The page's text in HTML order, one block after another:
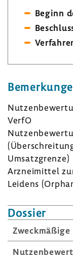
Beginn
VerfO
Umsatzgrenze)
Arznei­mittel
Leidens
Dossier